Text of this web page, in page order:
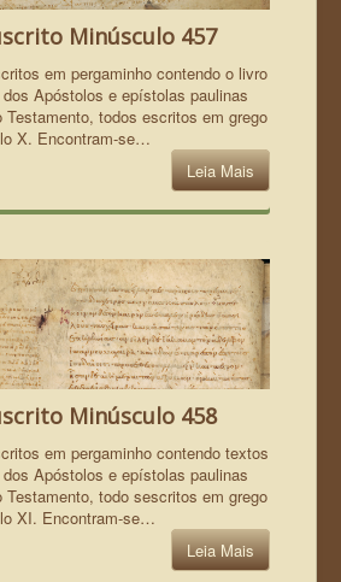
Minúsculo 457
em pergaminho contendo o livro
Apóstolos e epístolas paulinas
Testamento, todos escritos em grego
X. Encontram-se…
Leia Mais
Minúsculo 458
em pergaminho contendo textos
Apóstolos e epístolas paulinas
Testamento, todo sescritos em grego
XI. Encontram-se…
Leia Mais